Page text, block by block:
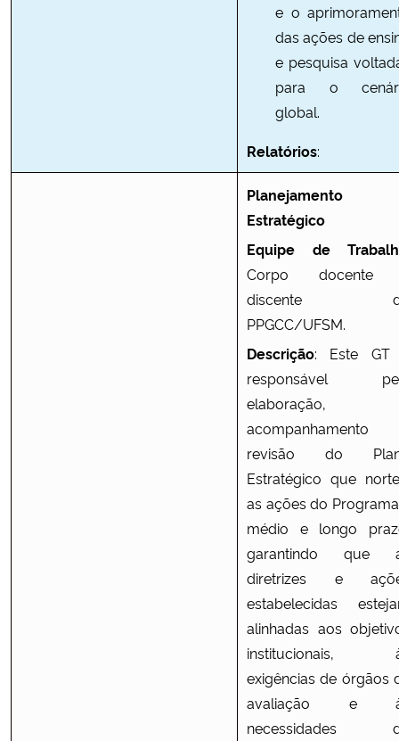
e o
das ações de
e pesquisa
para o
global.
Relatórios:
Planejamento
Estratégico
Equipe de
Corpo docente
discente
PPGCC/UFSM.
Descrição: Este GT
responsável
elaboração,
acompanhamento
revisão do
Estratégico que
as ações do
médio e longo
garantindo que
diretrizes e
estabelecidas
alinhadas aos
institucionais,
exigências de órgãos
avaliação e
necessidades